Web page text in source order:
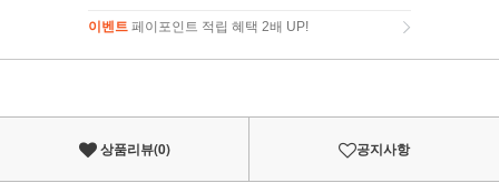
이벤트 페이포인트 적립 혜택 2배 UP!
이벤트페이포인트 적립 혜택 2배 UP!
상품리뷰(0) 공지사항